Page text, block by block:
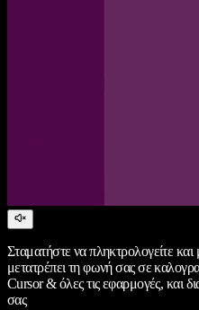
Σταματήστε να πληκτρολογείτε και
μετατρέπει τη φωνή σας σε
Cursor & όλες τις εφαρμογές, και
σας